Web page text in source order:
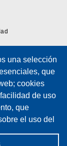
una selección
que
cookies
de uso
que
el uso del
relevantes.
solicitud